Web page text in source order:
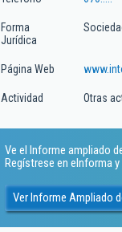
Forma
Jurídica
Página Web
Actividad Otras
Ve el Informe ampliado
Regístrese en eInforma
Ver Informe Ampliado